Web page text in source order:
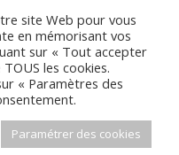
sur-Orge
site Web pour vous
en mémorisant vos
sur « Tout accepter
les cookies.
« Paramètres des
Paramétrer des cookies